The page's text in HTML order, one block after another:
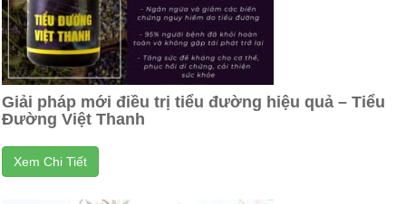
Giải pháp mới điều trị tiểu đường hiệu quả – Tiểu
Đường Việt Thanh
Xem Chi Tiết